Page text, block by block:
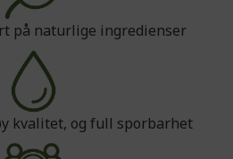
på naturlige ingredienser
kvalitet, og full sporbarhet